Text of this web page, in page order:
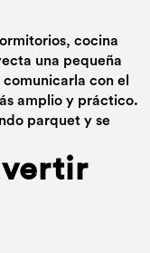
cocina
una pequeña
con el
amplio y práctico.
parquet y se